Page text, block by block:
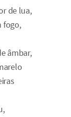
de lua,
fogo,
âmbar,